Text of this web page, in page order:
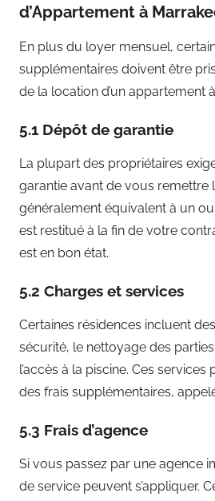
d’Appartement à
En plus du loyer mensuel,
supplémentaires doivent être
de la location d’un appartement
5.1 Dépôt de garantie
La plupart des propriétaires
garantie avant de vous remettre
généralement équivalent à un
est restitué à la fin de votre
est en bon état.
5.2 Charges et services
Certaines résidences incluent
sécurité, le nettoyage des
l’accès à la piscine. Ces
des frais supplémentaires,
5.3 Frais d’agence
Si vous passez par une agence
de service peuvent s’appliquer.